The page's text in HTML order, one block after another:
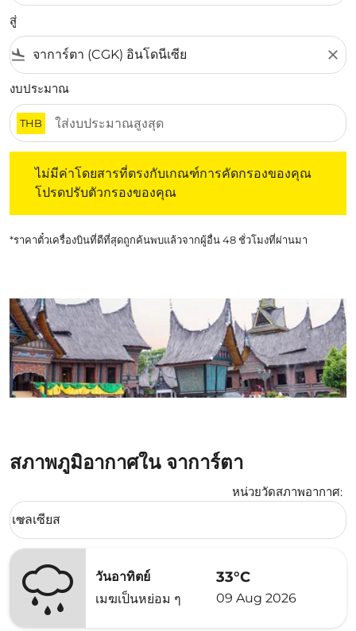
สู่
flight_land close
งบประมาณ
THB
ไม่มีค่าโดยสารที่ตรงกับเกณฑ์การคัดกรองของคุณ
โปรดปรับตัวกรองของคุณ
*ราคาตั๋วเครื่องบินที่ดีที่สุดถูกค้นพบแล้วจากผู้อื่น 48 ชั่วโมงที่ผ่านมา
สภาพภูมิอากาศใน จาการ์ตา
หน่วยวัดสภาพอากาศ:
Weather unit option เซลเซียส Selected
เซลเซียส
keyboard_arrow_down
วันอาทิตย์
เมฆเป็นหย่อม ๆ
33°C
09 Aug 2026